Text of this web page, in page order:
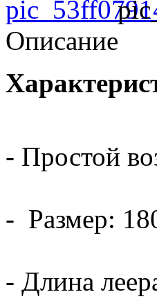
Описание
- Простой
- Размер:
- Длина